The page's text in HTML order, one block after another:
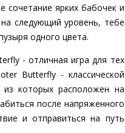
сочетание ярких бабочек и
следующий уровень, тебе
одного цвета.
- отличная игра для тех
Butterfly - классической
которых расположен на
после напряженного
и отправиться на путь